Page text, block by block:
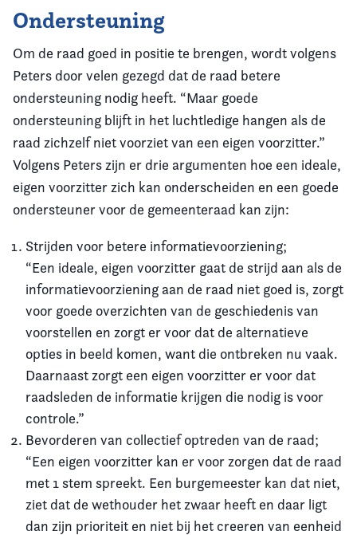
Ondersteuning
Om de raad goed in positie te brengen, wordt volgens
Peters door velen gezegd dat de raad betere
ondersteuning nodig heeft. “Maar goede
ondersteuning blijft in het luchtledige hangen als de
raad zichzelf niet voorziet van een eigen voorzitter.”
Volgens Peters zijn er drie argumenten hoe een ideale,
eigen voorzitter zich kan onderscheiden en een goede
ondersteuner voor de gemeenteraad kan zijn:
Strijden voor betere informatievoorziening;
“Een ideale, eigen voorzitter gaat de strijd aan als de
informatievoorziening aan de raad niet goed is, zorgt
voor goede overzichten van de geschiedenis van
voorstellen en zorgt er voor dat de alternatieve
opties in beeld komen, want die ontbreken nu vaak.
Daarnaast zorgt een eigen voorzitter er voor dat
raadsleden de informatie krijgen die nodig is voor
controle.”
Bevorderen van collectief optreden van de raad;
“Een eigen voorzitter kan er voor zorgen dat de raad
met 1 stem spreekt. Een burgemeester kan dat niet,
ziet dat de wethouder het zwaar heeft en daar ligt
dan zijn prioriteit en niet bij het creeren van eenheid